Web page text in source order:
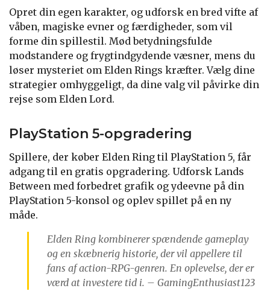
Opret din egen karakter, og udforsk en bred vifte af
våben, magiske evner og færdigheder, som vil
forme din spillestil. Mød betydningsfulde
modstandere og frygtindgydende væsner, mens du
løser mysteriet om Elden Rings kræfter. Vælg dine
strategier omhyggeligt, da dine valg vil påvirke din
rejse som Elden Lord.
PlayStation 5-opgradering
Spillere, der køber Elden Ring til PlayStation 5, får
adgang til en gratis opgradering. Udforsk Lands
Between med forbedret grafik og ydeevne på din
PlayStation 5-konsol og oplev spillet på en ny
måde.
Elden Ring kombinerer spændende gameplay
og en skæbnerig historie, der vil appellere til
fans af action-RPG-genren. En oplevelse, der er
værd at investere tid i. – GamingEnthusiast123